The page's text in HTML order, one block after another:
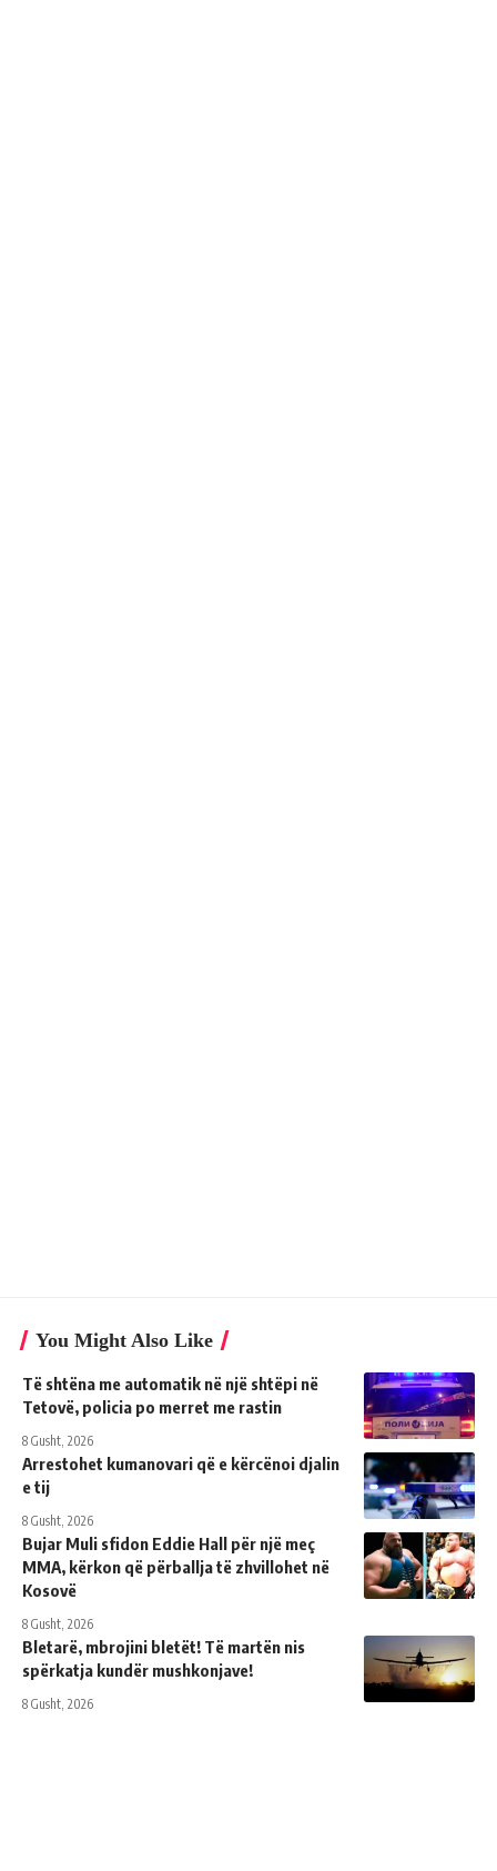
You Might Also Like
Të shtëna me automatik në një shtëpi në
Tetovë, policia po merret me rastin
8 Gusht, 2026
Arrestohet kumanovari që e kërcënoi djalin
e tij
8 Gusht, 2026
Bujar Muli sfidon Eddie Hall për një meç
MMA, kërkon që përballja të zhvillohet në
Kosovë
8 Gusht, 2026
Bletarë, mbrojini bletët! Të martën nis
spërkatja kundër mushkonjave!
8 Gusht, 2026